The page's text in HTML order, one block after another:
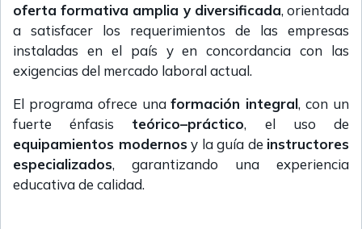
oferta formativa amplia y diversificada, orientada
a satisfacer los requerimientos de las empresas
instaladas en el país y en concordancia con las
exigencias del mercado laboral actual.
El programa ofrece unaformación integral, con un
fuerte énfasis teórico–práctico, el uso de
equipamientos modernos y la guía de instructores
especializados, garantizando una experiencia
educativa de calidad.